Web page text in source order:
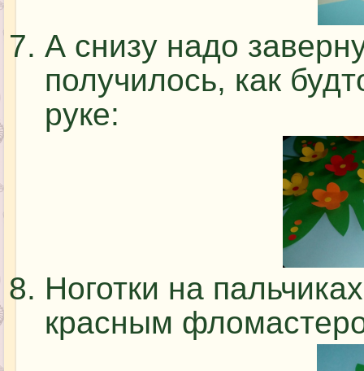
А снизу надо
получилось, как
руке:
Ноготки на
красным